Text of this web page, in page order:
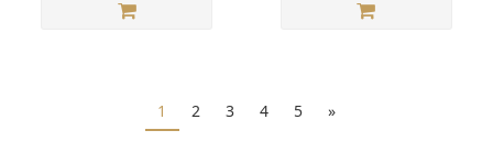
1 2 3 4 5 »